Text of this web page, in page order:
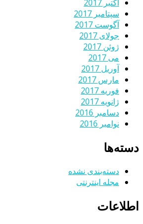
اکتبر 2017
سپتامبر 2017
آگوست 2017
جولای 2017
ژوئن 2017
می 2017
آوریل 2017
مارس 2017
فوریه 2017
ژانویه 2017
دسامبر 2016
نوامبر 2016
دسته‌ها
دسته‌بندی نشده
مجله اینترنتی
اطلاعات